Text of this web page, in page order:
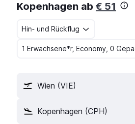
Kopenhagen ab € 51
Hin- und Rückflug
1 Erwachsene*r, Economy, 0
Wien (VIE)
Kopenhagen (CPH)